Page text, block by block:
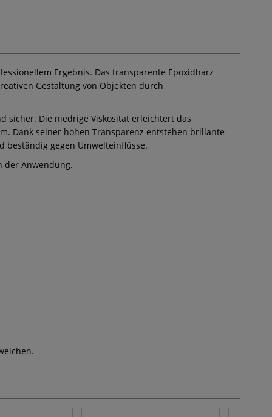
Ergebnis. Das transparente Epoxidharz
Gestaltung von Objekten durch
sicher. Die niedrige Viskosität erleichtert das
Dank seiner hohen Transparenz entstehen brillante
beständig gegen Umwelteinflüsse.
der Anwendung.